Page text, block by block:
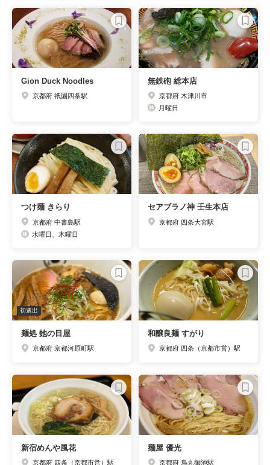
Gion Duck Noodles
京都府 祇園四条駅
無鉄砲 総本店
京都府 木津川市
月曜日
つけ麺 きらり
京都府 中書島駅
水曜日、木曜日
セアブラノ神 壬生本店
京都府 四条大宮駅
初選出
麺処 虵の目屋
京都府 京都河原町駅
和醸良麺 すがり
京都府 四条（京都市営）駅
新宿めんや風花
京都府 四条（京都市営）駅
麺屋 優光
京都府 烏丸御池駅